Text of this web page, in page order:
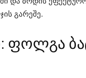
გარეშე.
ფოლგა